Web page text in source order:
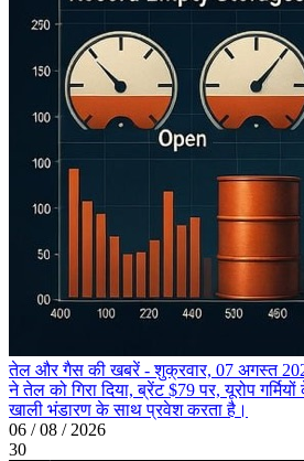
तेल और गैस की खबरें - शुक्रवार, 07 अगस्त
ने तेल को गिरा दिया, ब्रेंट $79 पर, यूरोप
खाली भंडारण के साथ प्रवेश करता है।
06 / 08 / 2026
30